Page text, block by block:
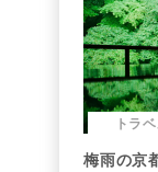
トラ
梅雨の京